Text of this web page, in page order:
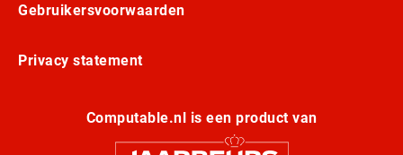
Gebruikersvoorwaarden
Privacy statement
Computable.nl is een product van